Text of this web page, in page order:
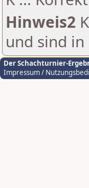
Hinweis2
und sind
Der Schachturnier-
Impressum /